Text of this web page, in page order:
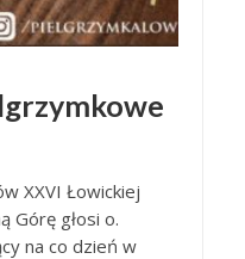
XXVI Łowickiej
Górę głosi o.
na co dzień w